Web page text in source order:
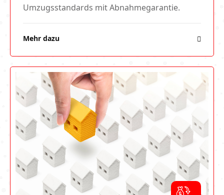
Umzugsstandards mit Abnahmegarantie.
Mehr dazu